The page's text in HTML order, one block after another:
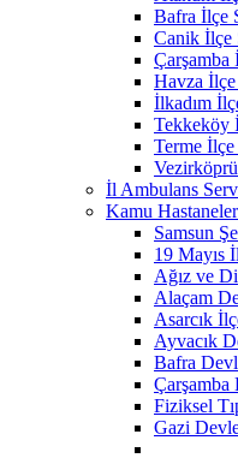
Bafra İlçe
Canik İlçe
Çarşamba
Havza
İlkadım
Tekkeköy
Terme
İl Ambulans
Kamu
Samsun
19 Mayıs
Ağız ve
Alaçam
Asarcık
Ayvacık
Bafra
Çarşamba
Fiziksel
Gazi